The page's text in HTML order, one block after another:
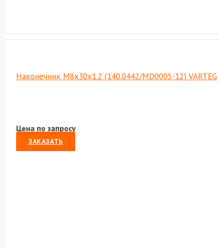
Наконечник M8х30х1.2 (140.0442/MD0005-12) VARTEG
Цена по запросу
ЗАКАЗАТЬ